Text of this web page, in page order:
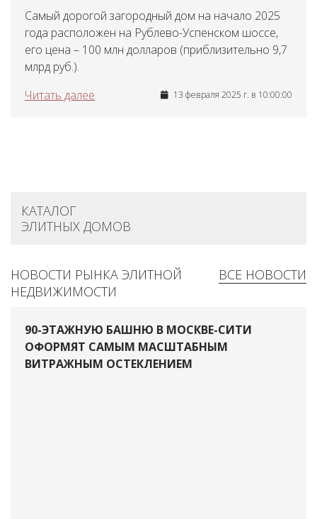
Самый дорогой загородный дом на начало 2025
года расположен на Рублево-Успенском шоссе,
его цена – 100 млн долларов (приблизительно 9,7
млрд руб.).
Читать далее
13 февраля 2025 г. в 10:00:00
КАТАЛОГ
ЭЛИТНЫХ ДОМОВ
ВСЕ НОВОСТИ
НОВОСТИ РЫНКА ЭЛИТНОЙ
НЕДВИЖИМОСТИ
90-ЭТАЖНУЮ БАШНЮ В МОСКВЕ-СИТИ
ОФОРМЯТ САМЫМ МАСШТАБНЫМ
ВИТРАЖНЫМ ОСТЕКЛЕНИЕМ